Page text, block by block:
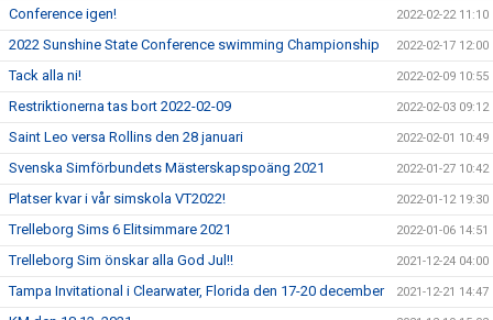
Conference igen! 2022-02-22 11:10
2022 Sunshine State Conference swimming Championship 2022-02-17 12:00
Tack alla ni! 2022-02-09 10:55
Restriktionerna tas bort 2022-02-09 2022-02-03 09:12
Saint Leo versa Rollins den 28 januari 2022-02-01 10:49
Svenska Simförbundets Mästerskapspoäng 2021 2022-01-27 10:42
Platser kvar i vår simskola VT2022! 2022-01-12 19:30
Trelleborg Sims 6 Elitsimmare 2021 2022-01-06 14:51
Trelleborg Sim önskar alla God Jul!! 2021-12-24 04:00
Tampa Invitational i Clearwater, Florida den 17-20 december 2021-12-21 14:47